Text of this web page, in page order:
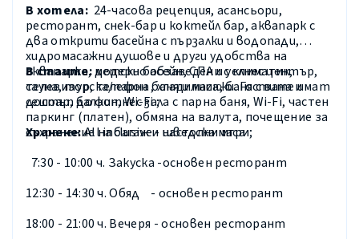
В хотела: 24-часова рецепция, асансьори,
ресторант, снек-бар и коктейл бар, аквапарк с
два открити басейна с пързалки и водопади,
хидромасажни душове и други удобства на
аквапарка, детски басейн, СПА и уелнес център,
сауна, турска/парна баня и масажи. Гостите имат
достъп до фитнес зала с парна баня, Wi-Fi, частен
паркинг (платен), обмяна на валута, почещение за
съхранение на багаж и настолни игри;
В стаите:модерно обзаведени с климатик,
телевизор, телефон , хладилник, баня с вана и
сешоар, балкон, Wi-Fi ;
Хранене:All inclusive - шведска маса
7:30 - 10:00 ч. Закуска -основен ресторант
12:30 - 14:30 ч. Обяд - основен ресторант
18:00 - 21:00 ч. Вечеря - основен ресторант